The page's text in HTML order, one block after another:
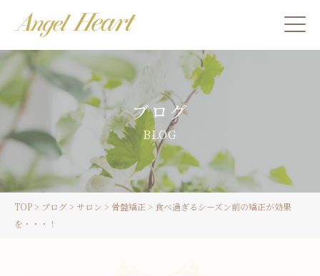
施術をご希望の方
カウンセリングをご希望の方へ
スクール受講生の方へ
ブログ
BLOG
TOP> ブログ> サロン > 骨盤矯正 > 食べ過ぎるシーズン前の矯正が効果
を・・・！